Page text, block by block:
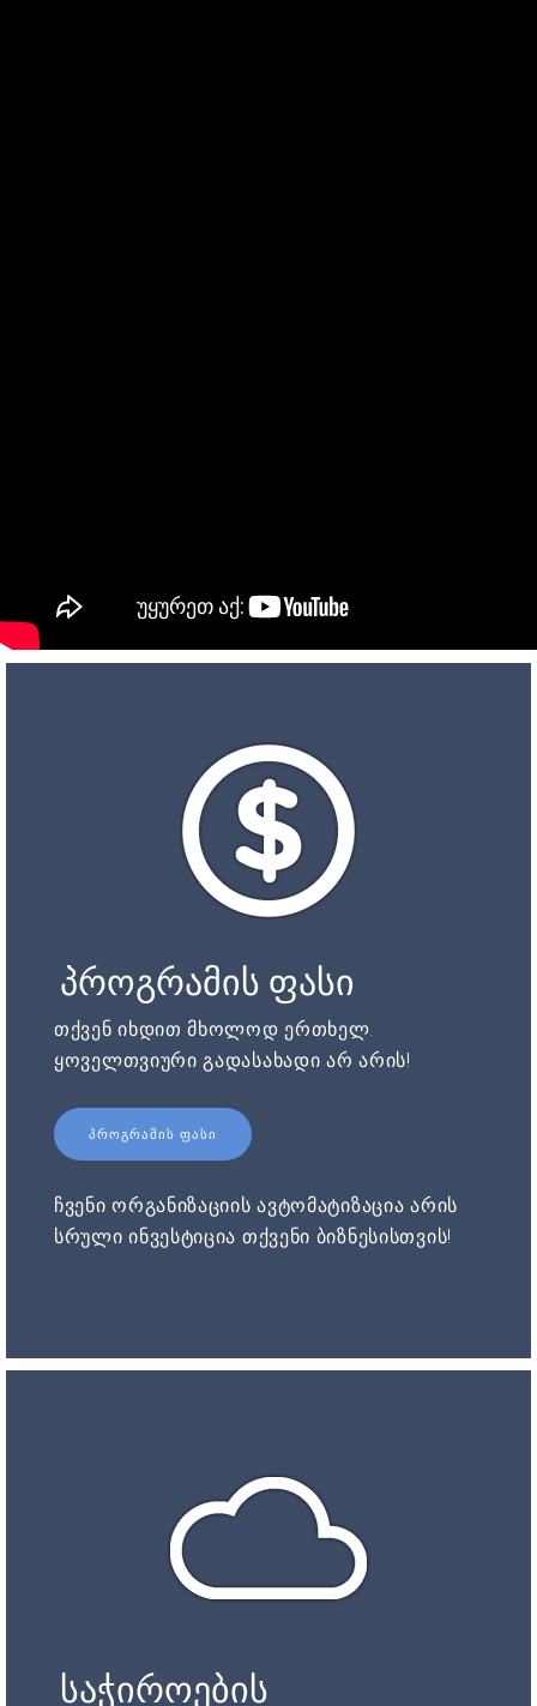
პროგრამის ფასი
თქვენ იხდით მხოლოდ ერთხელ.
ყოველთვიური გადასახადი არ არის!
ᲞᲠᲝᲒᲠᲐᲛᲘᲡ ᲤᲐᲡᲘ
ჩვენი ორგანიზაციის ავტომატიზაცია არის
სრული ინვესტიცია თქვენი ბიზნესისთვის!
საჭიროების